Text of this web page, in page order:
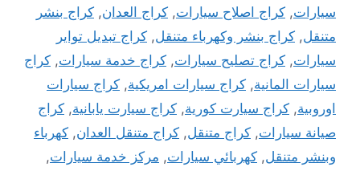
سيارات, كراج اصلاح سيارات, كراج العدان, كراج بنشر
متنقل, كراج بنشر وكهرباء متنقل, كراج تبديل تواير
سيارات, كراج تصليح سيارات, كراج خدمة سيارات, كراج
سيارات المانية, كراج سيارات امريكية, كراج سيارات
اوروبية, كراج سيارت كورية, كراج سيارت يابانية, كراج
صيانة سيارات, كراج متنقل, كراج متنقل العدان, كهرباء
وبنشر متنقل, كهربائي سيارات, مركز خدمة سيارات,